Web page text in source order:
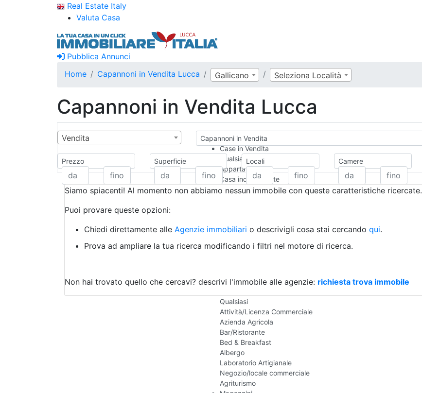
Real Estate Italy
Valuta Casa
Pubblica Annunci
Home
Capannoni in Vendita Lucca Gallicano Seleziona Località
Capannoni in Vendita Lucca
Vendita
Capannoni in Vendita
Case in Vendita
Qualsiasi
Appartamento
Casa indipendente
Casa Semi-indipendente
Rustico/Casale
Camera d'Albergo
Box/Garage
Qualsiasi
Attività/Licenza Commerciale
Azienda Agricola
Bar/Ristorante
Bed & Breakfast
Albergo
Laboratorio Artigianale
Negozio/locale commerciale
Agriturismo
Prezzo Superficie Locali Camere
Siamo spiacenti! Al momento non abbiamo nessun immobile con queste caratteristiche ricercate.
Puoi provare queste opzioni:
Chiedi direttamente alle Agenzie immobiliari o descrivigli cosa stai cercando qui.
Prova ad ampliare la tua ricerca modificando i filtri nel motore di ricerca.
Non hai trovato quello che cercavi? descrivi l'immobile alle agenzie: richiesta trova immobile